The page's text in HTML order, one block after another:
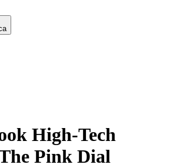
High-Tech
Pink Dial